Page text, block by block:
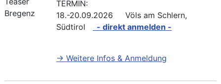
TERMIN:
18.-20.09.2026 Völs am Schlern,
Südtirol
- direkt anmelden -
→ Weitere Infos & Anmeldung